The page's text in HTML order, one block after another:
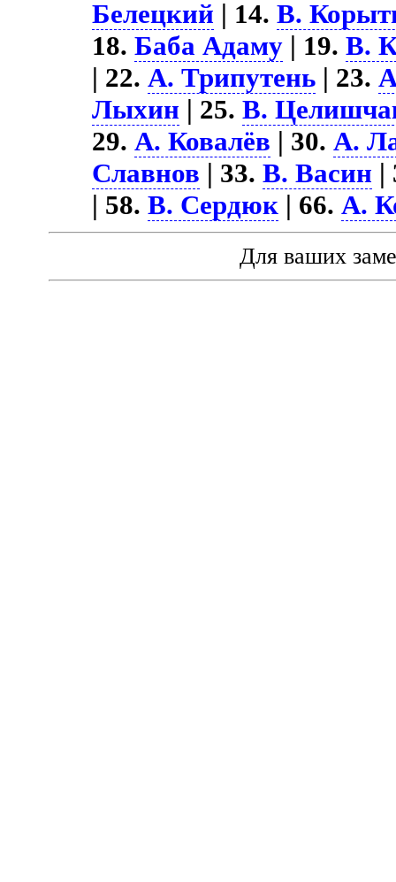
Белецкий | 14.В.
18.Баба Адаму | 19.В.
| 22.А. Трипутень | 23.
Лыхин | 25.В.
29.А. Ковалёв | 30.А.
Славнов | 33.В. Васин |
| 58.В. Сердюк | 66.А.
Для ваших